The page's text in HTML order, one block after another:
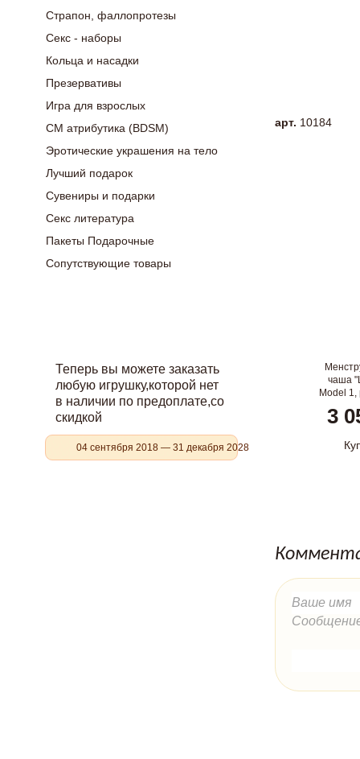
Страпон, фаллопротезы
Секс - наборы
Кольца и насадки
Презервативы
Игра для взрослых
СМ атрибутика (BDSM)
Эротические украшения на тело
Лучший подарок
Сувениры и подарки
Секс литература
Пакеты Подарочные
Сопутствующие товары
Теперь вы можете заказать
любую игрушку,которой нет
в наличии по предоплате,со
скидкой
04 сентября 2018 — 31 декабря 2028
арт. 10184
чаша
Model
3